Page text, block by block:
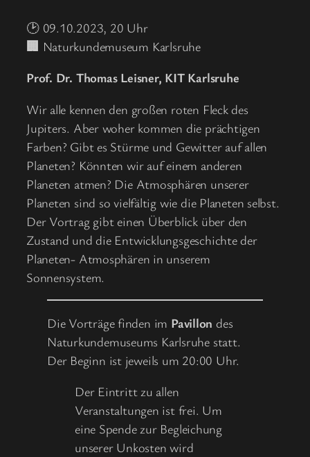
🕑 09.10.2023, 20 Uhr
🏢 Naturkundemuseum Karlsruhe
Prof. Dr. Thomas Leisner, KIT Karlsruhe
Wir alle kennen den großen roten Fleck des
Jupiters. Aber woher kommen die prächtigen
Farben? Gibt es Stürme und Gewitter auf allen
Planeten? Könnten wir auf einem anderen
Planeten atmen? Die Atmosphären unserer
Planeten sind so vielfältig wie die Planeten selbst.
Der Vortrag gibt einen Überblick über den
Zustand und die Entwicklungsgeschichte der
Planeten- Atmosphären in unserem
Sonnensystem.
Die Vorträge finden im Pavillon des
Naturkundemuseums Karlsruhe statt.
Der Beginn ist jeweils um 20:00 Uhr.
Der Eintritt zu allen
Veranstaltungen ist frei. Um
eine Spende zur Begleichung
unserer Unkosten wird